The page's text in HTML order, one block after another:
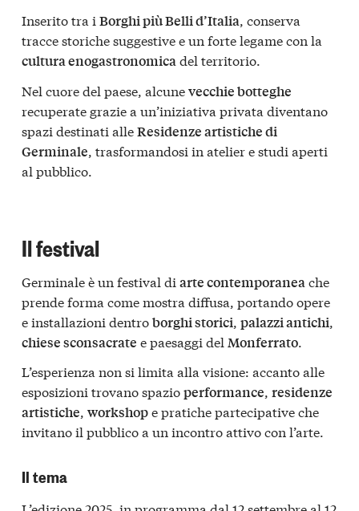
Inserito tra i Borghi più Belli d’Italia, conserva
tracce storiche suggestive e un forte legame con la
cultura enogastronomicadel territorio.
Nel cuore del paese, alcunevecchie botteghe
recuperate grazie a un’iniziativa privata diventano
spazi destinati alleResidenze artistiche di
Germinale, trasformandosi in atelier e studi aperti
al pubblico.
Il festival
Germinale è un festival di arte contemporaneache
prende forma come mostra diffusa, portando opere
e installazioni dentroborghi storici, palazzi antichi,
chiese sconsacrate e paesaggi del Monferrato.
L’esperienza non si limita alla visione: accanto alle
esposizioni trovano spazioperformance, residenze
artistiche, workshope pratiche partecipative che
invitano il pubblico a un incontro attivo con l’arte.
Il tema